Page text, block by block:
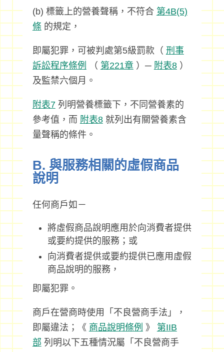
(b) 標籤上的營養聲稱，不符合 第4B(5)
條 的規定，
即屬犯罪，可被判處第5級罰款（ 刑事
訴訟程序條例
（ 第221章）─ 附表8）
及監禁六個月。
附表7列明營養標籤下，不同營養素的
參考值，而 附表8就列出有關營養素含
量聲稱的條件。
B. 與服務相關的虛假商品
說明
任何商戶如－
將虛假商品說明應用於向消費者提供
或要約提供的服務；或
向消費者提供或要約提供已應用虛假
商品說明的服務，
即屬犯罪。
商戶在營商時使用「不良營商手法」，
即屬違法；《 商品說明條例 》 第IIB
部 列明以下五種情況屬「不良營商手